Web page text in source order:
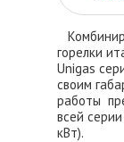
горелки
Unigas
своим
работы
всей
кВт).